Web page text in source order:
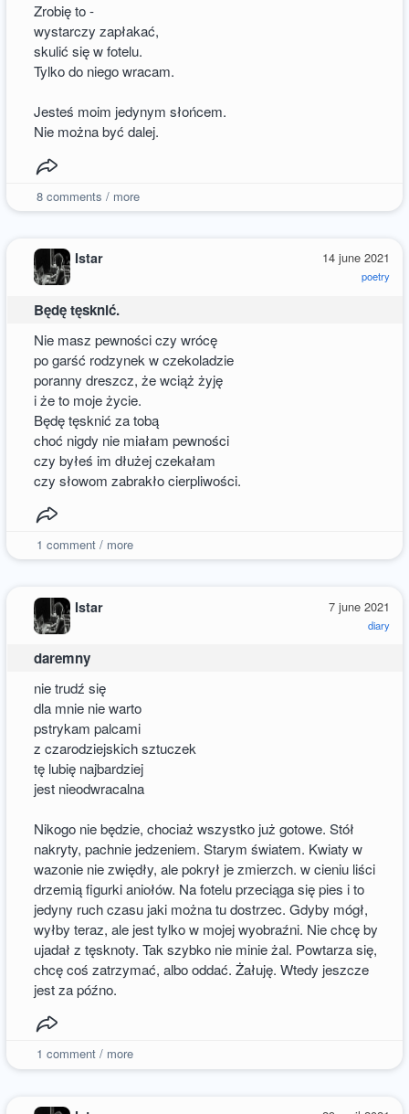
Zrobię to -
wystarczy zapłakać,
skulić się w fotelu.
Tylko do niego wracam.
Jesteś moim jedynym słońcem.
Nie można być dalej.
8comments / more
14 june 2021
poetry
Istar
Będę tęsknić.
Nie masz pewności czy wrócę
po garść rodzynek w czekoladzie
poranny dreszcz, że wciąż żyję
i że to moje życie.
Będę tęsknić za tobą
choć nigdy nie miałam pewności
czy byłeś im dłużej czekałam
czy słowom zabrakło cierpliwości.
1 comment / more
7 june 2021
diary
Istar
daremny
nie trudź się
dla mnie nie warto
pstrykam palcami
z czarodziejskich sztuczek
tę lubię najbardziej
jest nieodwracalna
Nikogo nie będzie, chociaż wszystko już gotowe. Stół
nakryty, pachnie jedzeniem. Starym światem. Kwiaty w
wazonie nie zwiędły, ale pokrył je zmierzch. w cieniu liści
drzemią figurki aniołów. Na fotelu przeciąga się pies i to
jedyny ruch czasu jaki można tu dostrzec. Gdyby mógł,
wyłby teraz, ale jest tylko w mojej wyobraźni. Nie chcę by
ujadał z tęsknoty. Tak szybko nie minie żal. Powtarza się,
chcę coś zatrzymać, albo oddać. Żałuję. Wtedy jeszcze
jest za późno.
1 comment / more